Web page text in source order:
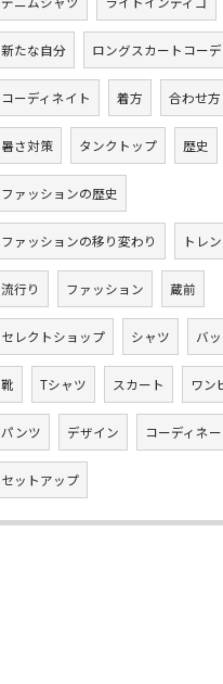
新たな自分 ロングスカートコーデ
コーディネイト 着方 合わせ方
暑さ対策 タンクトップ 歴史
ファッションの歴史
ファッションの移り変わり トレ
流行り ファッション 蔵前
セレクトショップ シャツ バ
靴 Tシャツ スカート ワン
パンツ デザイン コーディネ
セットアップ